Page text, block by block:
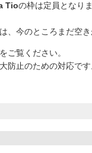
Tioの枠は定員となり
、今のところまだ空
をご覧ください。
防止のための対応で